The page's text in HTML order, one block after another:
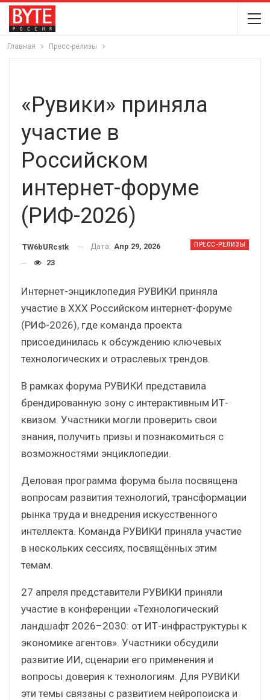
Главная Пресс-релизы
«Рувики» приняла
участие в
Российском
интернет-форуме
(РИФ-2026)
ПРЕСС-РЕЛИЗЫ
TW6bURcstk Дата: Апр 29, 2026
23
Интернет-энциклопедия РУВИКИ приняла
участие в XXX Российском интернет-форуме
(РИФ-2026), где команда проекта
присоединилась к обсуждению ключевых
технологических и отраслевых трендов.
В рамках форума РУВИКИ представила
брендированную зону с интерактивным ИТ-
квизом. Участники могли проверить свои
знания, получить призы и познакомиться с
возможностями энциклопедии.
Деловая программа форума была посвящена
вопросам развития технологий, трансформации
рынка труда и внедрения искусственного
интеллекта. Команда РУВИКИ приняла участие
в нескольких сессиях, посвящённых этим
темам.
27 апреля представители РУВИКИ приняли
участие в конференции «Технологический
ландшафт 2026–2030: от ИТ-инфраструктуры к
экономике агентов». Участники обсудили
развитие ИИ, сценарии его применения и
вопросы доверия к технологиям. Для РУВИКИ
эти темы связаны с развитием нейропоиска и